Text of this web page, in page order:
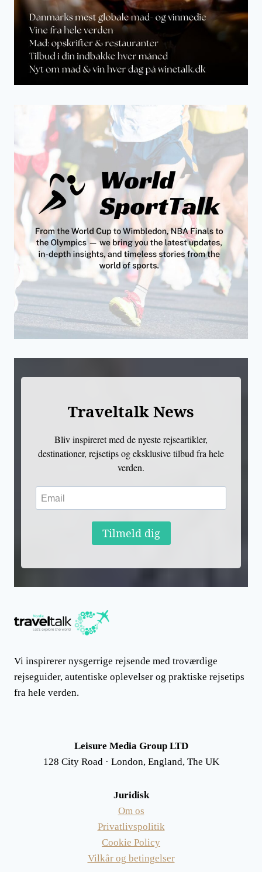
Traveltalk News
Bliv inspireret med de nyeste rejseartikler,
destinationer, rejsetips og eksklusive tilbud fra hele
verden.
Tilmeld dig
Vi inspirerer nysgerrige rejsende med troværdige
rejseguider, autentiske oplevelser og praktiske rejsetips
fra hele verden.
Leisure Media Group LTD
128 City Road · London, England, The UK
Juridisk
Om os
Privatlivspolitik
Cookie Policy
Vilkår og betingelser